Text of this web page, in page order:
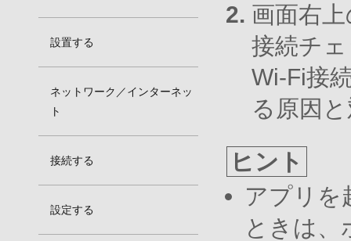
設置する
ネットワーク／インターネッ
ト
接続する
設定する
画面右
接続チ
Wi-Fi接
る原因
ヒント
アプリを
ときは、